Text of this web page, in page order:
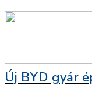
Új BYD gyár